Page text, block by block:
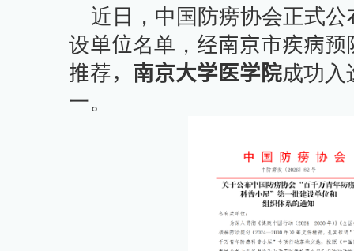
近日，中国防痨协会正式公
设单位名单， 经南京市疾病
推荐， 南京大学医学院成功入
一。